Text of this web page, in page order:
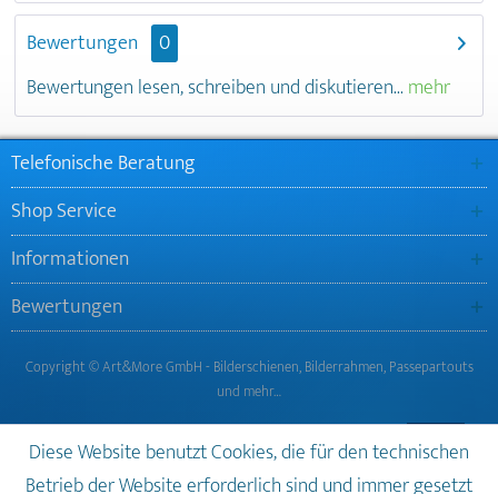
Bewertungen
0
Bewertungen lesen, schreiben und diskutieren... mehr
Telefonische Beratung
Shop Service
Informationen
Bewertungen
Copyright © Art&More GmbH - Bilderschienen, Bilderrahmen, Passepartouts
und mehr…
Diese Website benutzt Cookies, die für den technischen
Betrieb der Website erforderlich sind und immer gesetzt